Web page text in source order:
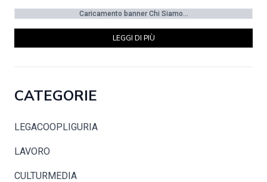
Caricamento banner Chi Siamo...
LEGGI DI PIÙ
CATEGORIE
LEGACOOPLIGURIA
LAVORO
CULTURMEDIA